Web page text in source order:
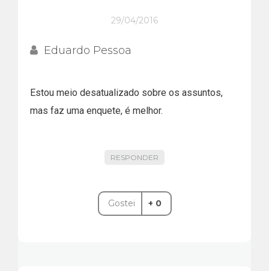
29/04/2016
Eduardo Pessoa
Estou meio desatualizado sobre os assuntos,
mas faz uma enquete, é melhor.
RESPONDER
Gostei + 0